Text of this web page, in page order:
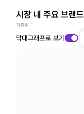
시장 내 주요 브랜
기준일 : -
막대그래프로 보기